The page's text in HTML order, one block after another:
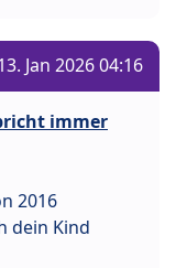
Jan 2026 04:16
immer
2016
dein Kind